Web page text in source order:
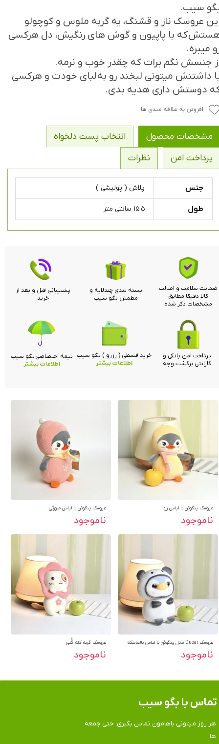
سیب.
عروسک ناز و قشنگ، یه گربه ملوس و کوچولو
که با پاپیون و گوش های رنگیش، دل هرکسی
میبره.
جنسش نگم برات که چقدر خوب و نرمه.
داشتنش میتونی لبخند رو به لبای خودت و هرکسی
دوستش داری هدیه بدی.
افزودن به علاقه مندی ها
مشخصات محصول
انتخاب پست دلخواه
پرداخت امن
نظرات
جنس پلاش ( پولیشی )
طول ۱۵.۵ سانتی متر
عروسک پنگوئن با لباس زرد
ناموجود
عروسک پنگوئن با لباس صورتی
ناموجود
عروسک Duoai مدل پنگوئن با لباس بالماسکه
ناموجود
عروسک گربه کله گُُلی
ناموجود
ضمانت سلامت و اصالت
کالا دقیقا مطابق
مشخصات ذکر شده
بسته بندی چندلایه و
مطمئن بگو سیب
پشتیبانی قبل و بعد از
خرید
خرید قسطی ( رزرو ) بگو سیب
اطلاعات بیشتر
پرداخت امن بانکی و
گارانتی برگشت وجه
بیمه اختصاصی بگو سیب
اطلاعات بیشتر
هر روز میتونی باهامون تماس بگیری؛ حتی جمعه
ها
تماس​​​​​​​ با بگو سیب